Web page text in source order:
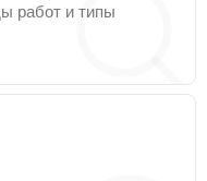
работ и типы